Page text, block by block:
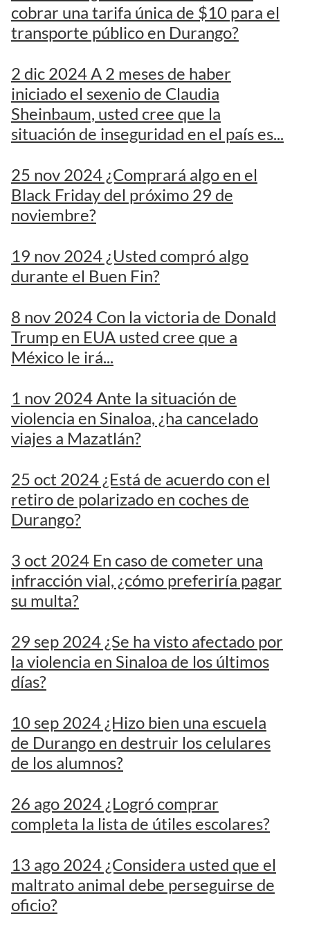
cobrar una tarifa única de $10 para el
transporte público en Durango?
2 dic 2024 A 2 meses de haber
iniciado el sexenio de Claudia
Sheinbaum, usted cree que la
situación de inseguridad en el país es...
25 nov 2024 ¿Comprará algo en el
Black Friday del próximo 29 de
noviembre?
19 nov 2024 ¿Usted compró algo
durante el Buen Fin?
8 nov 2024 Con la victoria de Donald
Trump en EUA usted cree que a
México le irá...
1 nov 2024 Ante la situación de
violencia en Sinaloa, ¿ha cancelado
viajes a Mazatlán?
25 oct 2024 ¿Está de acuerdo con el
retiro de polarizado en coches de
Durango?
3 oct 2024 En caso de cometer una
infracción vial, ¿cómo preferiría pagar
su multa?
29 sep 2024 ¿Se ha visto afectado por
la violencia en Sinaloa de los últimos
días?
10 sep 2024 ¿Hizo bien una escuela
de Durango en destruir los celulares
de los alumnos?
26 ago 2024 ¿Logró comprar
completa la lista de útiles escolares?
13 ago 2024 ¿Considera usted que el
maltrato animal debe perseguirse de
oficio?